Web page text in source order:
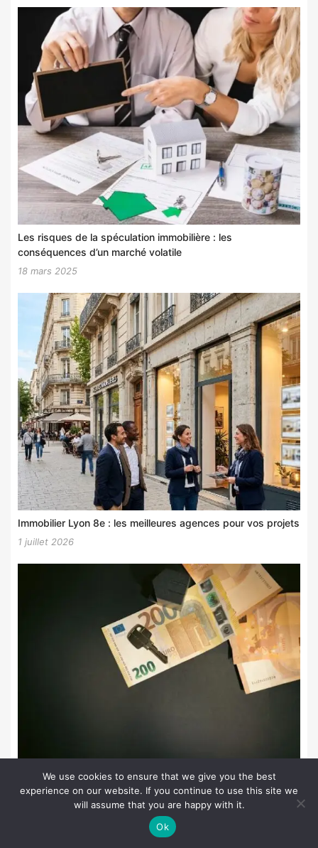
Les risques de la spéculation immobilière : les
conséquences d’un marché volatile
18 mars 2025
Immobilier Lyon 8e : les meilleures agences pour vos projets
1 juillet 2026
Crédit foncier pour les primo-accédants : guide essentiel
pour bien démarrer votre projet immobilier
We use cookies to ensure that we give you the best
experience on our website. If you continue to use this site we
will assume that you are happy with it.
Ok